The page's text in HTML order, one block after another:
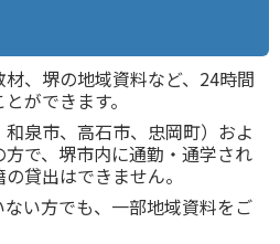
、堺の地域資料など、24時間
ができます。
泉市、高石市、忠岡町）およ
で、堺市内に通勤・通学され
貸出はできません。
い方でも、一部地域資料をご